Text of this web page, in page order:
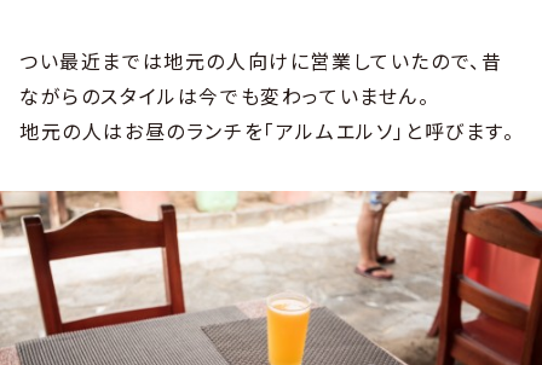
つい最近までは地元の人向けに営業していたので、昔
ながらのスタイルは今でも変わっていません。
地元の人はお昼のランチを「アルムエルソ」と呼びます。